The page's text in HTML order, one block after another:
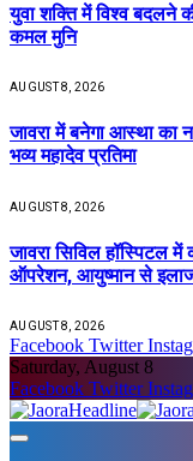
युवा शक्ति में विश्व बदलने
कमल मुनि
AUGUST 8, 2026
जावरा में बनेगा आस्था का
भव्य महादेव प्रतिमा
AUGUST 8, 2026
जावरा सिविल हॉस्पिटल
ऑपरेशन, आयुष्मान से
AUGUST 8, 2026
Facebook Twitter
Saturday, August 8
Facebook Twitter